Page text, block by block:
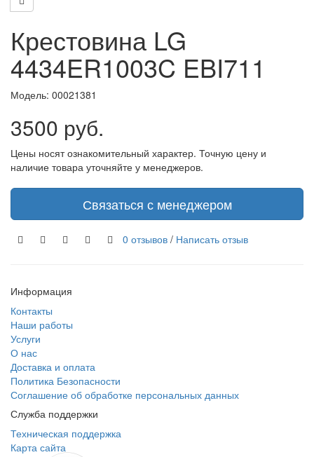
Крестовина LG
4434ER1003C EBI711
Модель: 00021381
3500 руб.
Цены носят ознакомительный характер. Точную цену и
наличие товара уточняйте у менеджеров.
Связаться с менеджером
0 отзывов / Написать отзыв
Информация
Контакты
Наши работы
Услуги
О нас
Доставка и оплата
Политика Безопасности
Соглашение об обработке персональных данных
Служба поддержки
Техническая поддержка
Карта сайта